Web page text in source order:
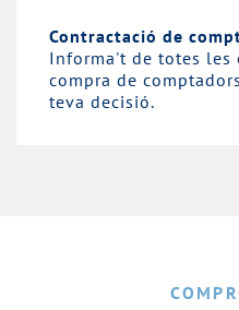
Contractació de
Informa't de totes
compra de
teva decisió.